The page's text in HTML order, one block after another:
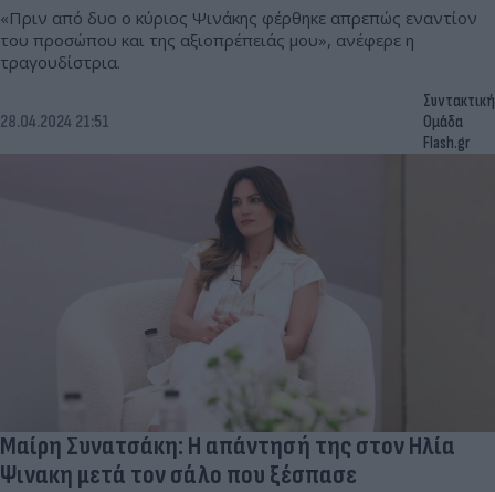
«Πριν από δυο ο κύριος Ψινάκης φέρθηκε απρεπώς εναντίον
του προσώπου και της αξιοπρέπειάς μου», ανέφερε η
τραγουδίστρια.
28.04.2024 21:51
Συντακτική
Ομάδα
Flash.gr
Μαίρη Συνατσάκη: Η απάντησή της στον Ηλία
Ψινακη μετά τον σάλο που ξέσπασε